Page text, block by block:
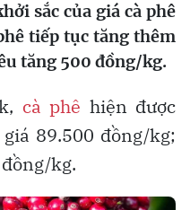
sắc của giá cà phê
tiếp tục tăng thêm
tăng 500 đồng/kg.
cà phê hiện được
89.500 đồng/kg;
kg.